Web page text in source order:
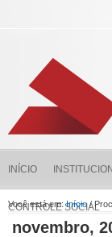
INÍCIO
CONTROLE SOCIAL
Você está em:Início/
novembro,